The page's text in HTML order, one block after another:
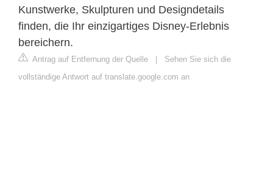
Kunstwerke, Skulpturen und Designdetails
finden, die Ihr einzigartiges Disney-Erlebnis
bereichern.
Antrag auf Entfernung der Quelle | Sehen Sie sich die
vollständige Antwort auf translate.google.com an